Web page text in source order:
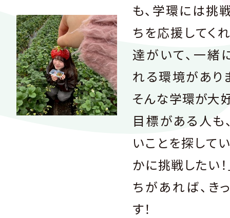
も、学環には挑
ちを応援してく
達がいて、一緒
れる環境があり
そんな学環が大
目標がある人も
いことを探して
かに挑戦したい
ちがあれば、き
す！